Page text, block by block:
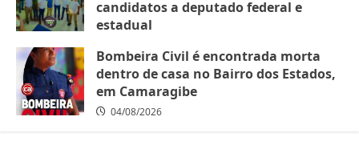
candidatos a deputado federal e
estadual
Bombeira Civil é encontrada morta
dentro de casa no Bairro dos Estados,
em Camaragibe
04/08/2026